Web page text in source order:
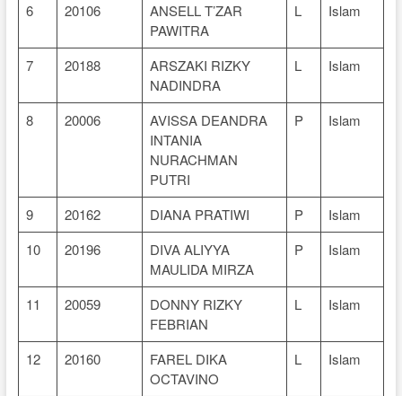
6 20106
ANSELL T’ZAR
PAWITRA
L Islam
7 20188
ARSZAKI RIZKY
NADINDRA
L Islam
8 20006
AVISSA DEANDRA
INTANIA
NURACHMAN
PUTRI
P Islam
9 20162 DIANA PRATIWI P
Islam
10
20196
DIVA ALIYYA
MAULIDA MIRZA
P Islam
11 20059
DONNY RIZKY
FEBRIAN
L Islam
12 20160
FAREL DIKA
OCTAVINO
L Islam